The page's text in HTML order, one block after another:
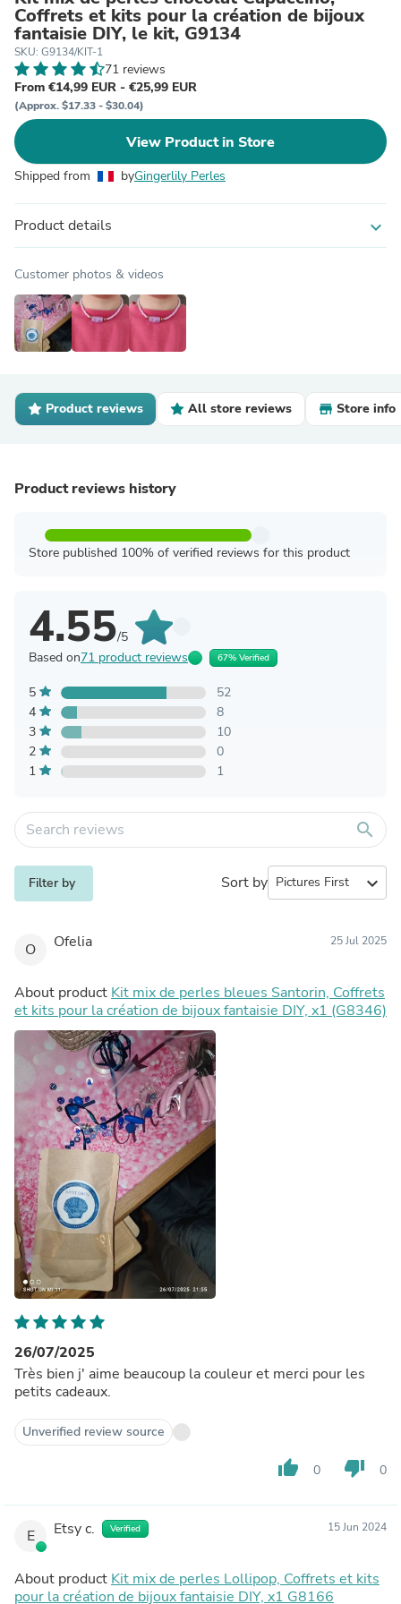
Coffrets et kits pour la création de bijoux
fantaisie DIY, le kit, G9134
SKU: G9134/KIT-1
71 reviews
From €14,99 EUR - €25,99 EUR
(Approx. $17.33 - $30.04)
View Product in Store
Shipped from byGingerlily Perles
Product details expand_more
Customer photos & videos
Product reviews All store reviews Store info
Product reviews history
Store published 100% of verified reviews for this product
4.55/5
Based on71 product reviews 67% Verified
5
52
4
8
3
10
2
0
1
1
search
Filter by Sort by expand_more
O Ofelia 25 Jul 2025
About product Kit mix de perles bleues Santorin, Coffrets
et kits pour la création de bijoux fantaisie DIY, x1 (G8346)
26/07/2025
Très bien j' aime beaucoup la couleur et merci pour les
petits cadeaux.
Unverified review source
thumb_up 0 thumb_down 0
E Etsy c. Verified 15 Jun 2024
About product Kit mix de perles Lollipop, Coffrets et kits
pour la création de bijoux fantaisie DIY, x1 G8166